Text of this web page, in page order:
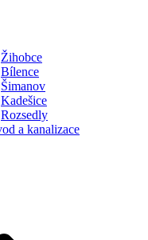
Žihobce
Bílence
Šimanov
Kadešice
Rozsedly
a kanalizace